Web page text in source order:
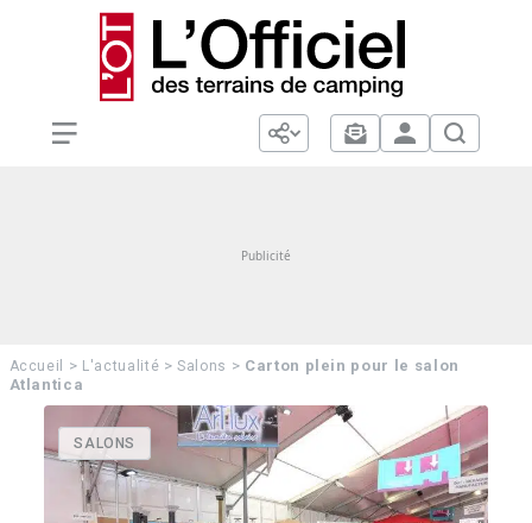
Accueil > L'actualité >Salons > Carton plein pour le salon
Atlantica
SALONS